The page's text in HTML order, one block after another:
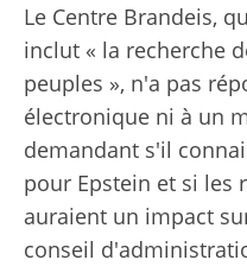
Le Centre Brandeis,
inclut « la recherche
peuples », n'a pas
électronique ni à un
demandant s'il
pour Epstein et si les
auraient un impact
conseil